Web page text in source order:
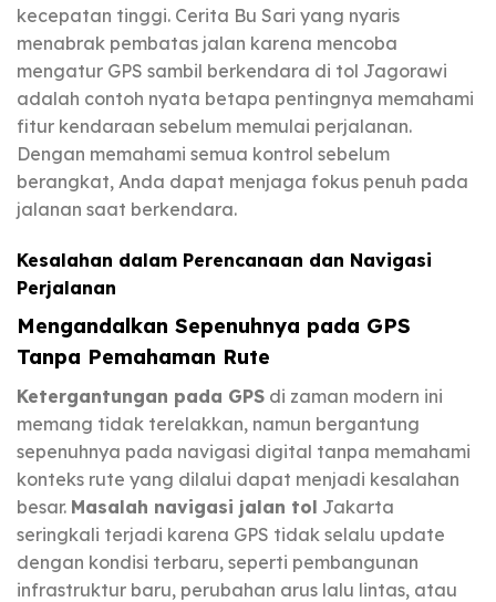
kecepatan tinggi. Cerita Bu Sari yang nyaris
menabrak pembatas jalan karena mencoba
mengatur GPS sambil berkendara di tol Jagorawi
adalah contoh nyata betapa pentingnya memahami
fitur kendaraan sebelum memulai perjalanan.
Dengan memahami semua kontrol sebelum
berangkat, Anda dapat menjaga fokus penuh pada
jalanan saat berkendara.
Kesalahan dalam Perencanaan dan Navigasi
Perjalanan
Mengandalkan Sepenuhnya pada GPS
Tanpa Pemahaman Rute
Ketergantungan pada GPS di zaman modern ini
memang tidak terelakkan, namun bergantung
sepenuhnya pada navigasi digital tanpa memahami
konteks rute yang dilalui dapat menjadi kesalahan
besar. Masalah navigasi jalan tol Jakarta
seringkali terjadi karena GPS tidak selalu update
dengan kondisi terbaru, seperti pembangunan
infrastruktur baru, perubahan arus lalu lintas, atau